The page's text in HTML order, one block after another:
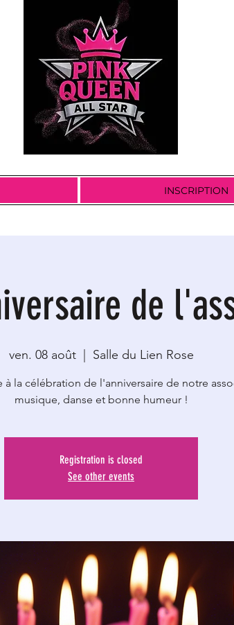
INSCRIPTION
de
ven. 08 août
  |
Salle du Lien Rose
à la célébration de l'anniversaire de notre
musique, danse et bonne humeur !
Registration is closed
See other events